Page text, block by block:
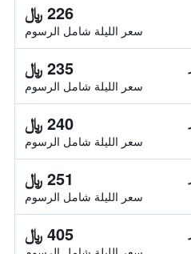
226 ﷼
سعر الليلة شامل الرسوم
235 ﷼
سعر الليلة شامل الرسوم
240 ﷼
سعر الليلة شامل الرسوم
251 ﷼
سعر الليلة شامل الرسوم
405 ﷼